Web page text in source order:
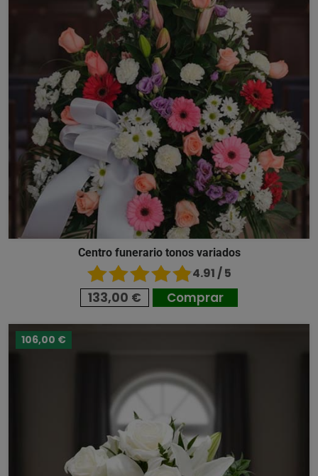
Centro funerario tonos variados
4.91 / 5
133,00 € Comprar
106,00 €